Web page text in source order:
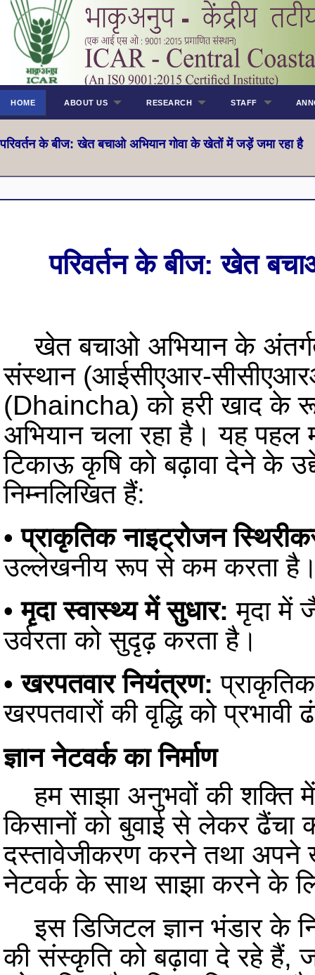
HOME ABOUT US RESEARCH STAFF
परिवर्तन के बीज: खेत बचाओ अभियान गोवा के खेतों में जड़ें जमा रहा है
परिवर्तन के बीज: खेत
खेत बचाओ अभियान के
संस्थान (आईसीएआर-
(Dhaincha) को हरी खाद के
अभियान चला रहा है। यह पहल
टिकाऊ कृषि को बढ़ावा देने के
निम्नलिखित हैं:
•प्राकृतिक नाइट्रोजन
उल्लेखनीय रूप से कम करता
•मृदा स्वास्थ्य में सुधार: मृदा में
उर्वरता को सुदृढ़ करता है।
•खरपतवार नियंत्रण:
खरपतवारों की वृद्धि को
ज्ञान नेटवर्क का निर्माण
हम साझा अनुभवों की शक्ति
किसानों को बुवाई से लेकर ढैंचा
दस्तावेजीकरण करने तथा अपने
नेटवर्क के साथ साझा करने के
इस डिजिटल ज्ञान भंडार के
की संस्कृति को बढ़ावा दे रहे हैं,